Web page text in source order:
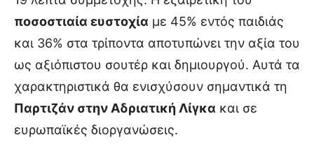
ποσοστιαία ευστοχία με 45% εντός παιδιάς
και 36% στα τρίποντα αποτυπώνει την αξία του
ως αξιόπιστου σουτέρ και δημιουργού. Αυτά τα
χαρακτηριστικά θα ενισχύσουν σημαντικά τη
Παρτιζάν στην Αδριατική Λίγκα και σε
ευρωπαϊκές διοργανώσεις.